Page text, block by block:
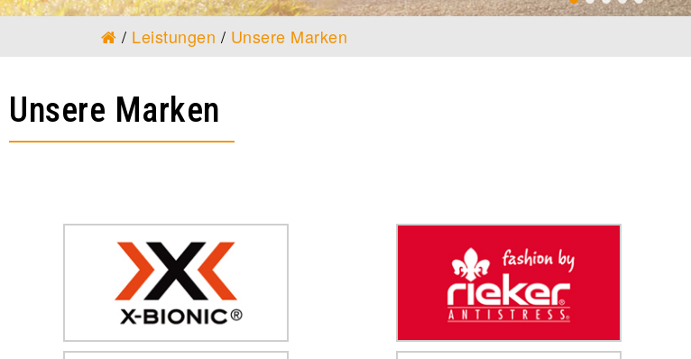
/ Leistungen / Unsere Marken
Unsere Marken